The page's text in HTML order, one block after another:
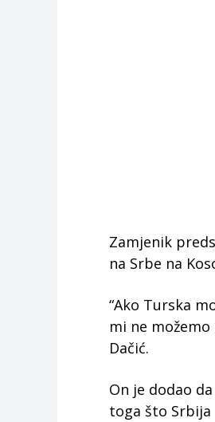
Zamjenik
na Srbe na
“Ako Turska
mi ne
Dačić.
On je dodao
toga što Srbija